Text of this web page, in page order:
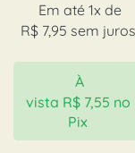
Em até 1x de
R$7,95 sem juros
À
vista R$7,55 no
Pix